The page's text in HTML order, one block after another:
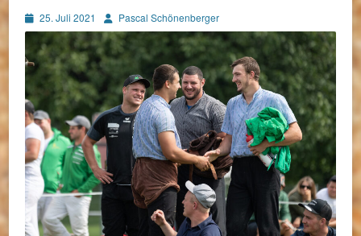
Posted
on
25. Juli 2021 AutorPascal Schönenberger